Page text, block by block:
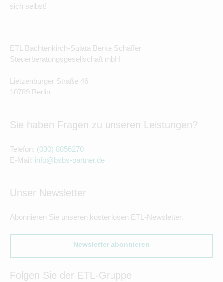
sich selbst!
ETL Bachtenkirch-Sujata Berke Schäffer
Steuerberatungsgesellschaft mbH
Lietzenburger Straße 46
10789 Berlin
Sie haben Fragen zu unseren Leistungen?
Telefon: (030) 8856270
E-Mail: info@bsbs-partner.de
Unser Newsletter
Abonnieren Sie unseren kostenlosen ETL-Newsletter.
Newsletter abonnieren
Folgen Sie der ETL-Gruppe